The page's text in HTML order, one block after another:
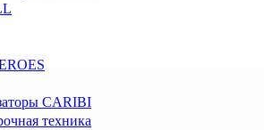
CARIBI
техника